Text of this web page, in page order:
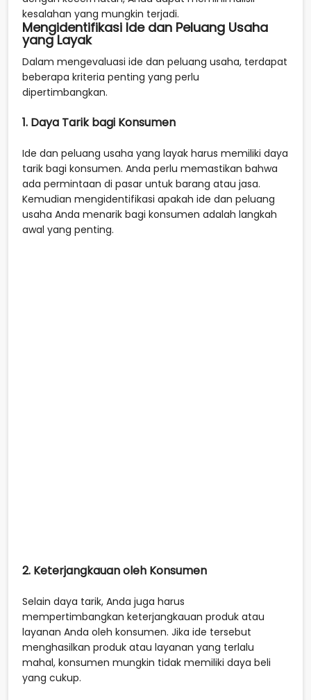
kesalahan yang mungkin terjadi.
Mengidentifikasi Ide dan Peluang Usaha
yang Layak
Dalam mengevaluasi ide dan peluang usaha, terdapat
beberapa kriteria penting yang perlu
dipertimbangkan.
1. Daya Tarik bagi Konsumen
Ide dan peluang usaha yang layak harus memiliki daya
tarik bagi konsumen. Anda perlu memastikan bahwa
ada permintaan di pasar untuk barang atau jasa.
Kemudian mengidentifikasi apakah ide dan peluang
usaha Anda menarik bagi konsumen adalah langkah
awal yang penting.
2. Keterjangkauan oleh Konsumen
Selain daya tarik, Anda juga harus
mempertimbangkan keterjangkauan produk atau
layanan Anda oleh konsumen. Jika ide tersebut
menghasilkan produk atau layanan yang terlalu
mahal, konsumen mungkin tidak memiliki daya beli
yang cukup.